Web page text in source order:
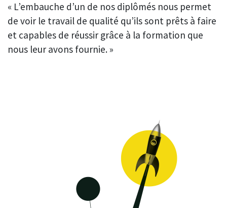
« L’embauche d’un de nos diplômés nous permet
de voir le travail de qualité qu’ils sont prêts à faire
et capables de réussir grâce à la formation que
nous leur avons fournie. »